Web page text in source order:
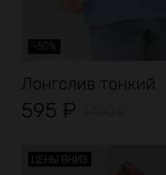
-50%
Лонгслив тонкий
595 ₽